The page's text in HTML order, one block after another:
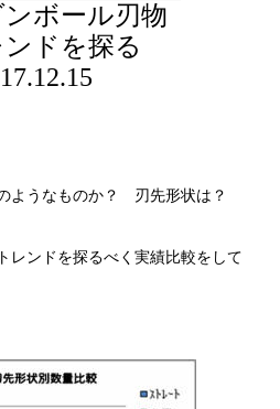
ボール刃物
ドを探る
ようなものか？ 刃先形状は？
レンドを探るべく実績比較をして